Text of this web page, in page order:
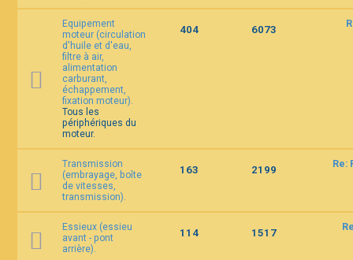
Equipement
moteur (circulation
d'huile et d'eau,
filtre à air,
alimentation
carburant,
échappement,
fixation moteur).
Tous les
périphériques du
moteur.
404 6073
Transmission
(embrayage, boîte
de vitesses,
transmission).
163 2199 Re:
Essieux (essieu
avant - pont
arrière).
114 1517